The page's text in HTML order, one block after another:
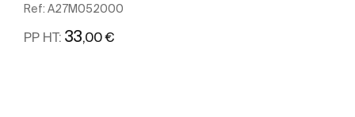
Ref: A27M052000
PP HT: 33,00 €